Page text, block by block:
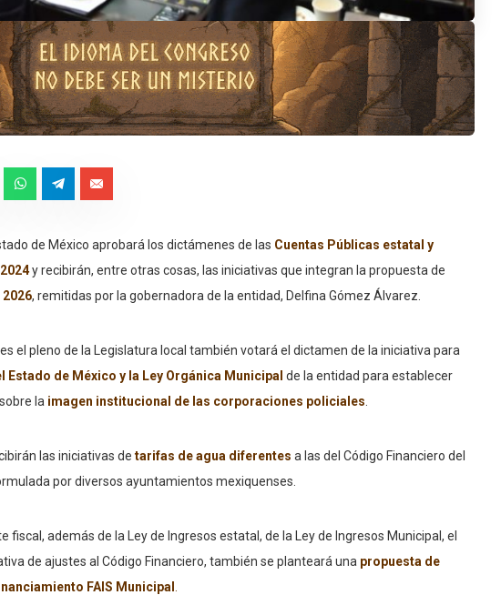
de México aprobará los dictámenes de las Cuentas Públicas estatal y
y recibirán, entre otras cosas, las iniciativas que integran la propuesta de
, remitidas por la gobernadora de la entidad, Delfina Gómez Álvarez.
el pleno de la Legislatura local también votará el dictamen de la iniciativa para
Estado de México y la Ley Orgánica Municipal de la entidad para establecer
la imagen institucional de las corporaciones policiales
las iniciativas de tarifas de agua diferentes a las del Código Financiero del
por diversos ayuntamientos mexiquenses.
fiscal, además de la Ley de Ingresos estatal, de la Ley de Ingresos Municipal, el
de ajustes al Código Financiero, también se planteará una propuesta de
FAIS Municipal